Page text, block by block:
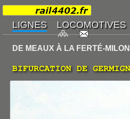
DE MEAUX À LA FERTÉ-MILON
BIFURCATION DE